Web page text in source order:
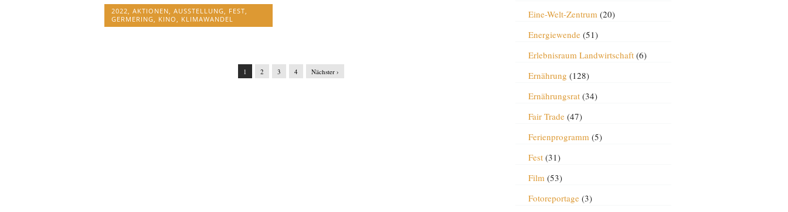
2022, AKTIONEN, AUSSTELLUNG, FEST,
GERMERING, KINO, KLIMAWANDEL
1 2 3 4 Nächster ›
Eine-Welt-Zentrum(20)
Energiewende(51)
Erlebnisraum Landwirtschaft(6)
Ernährung (128)
Ernährungsrat(34)
Fair Trade(47)
Ferienprogramm(5)
Fest(31)
Film(53)
Fotoreportage(3)